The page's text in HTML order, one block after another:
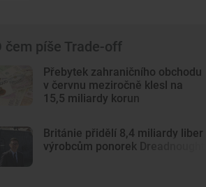
čem píše Trade-off
Přebytek zahraničního obchodu
v červnu meziročně klesl na
15,5 miliardy korun
Británie přidělí 8,4 miliardy liber
výrobcům ponorek Dreadnought